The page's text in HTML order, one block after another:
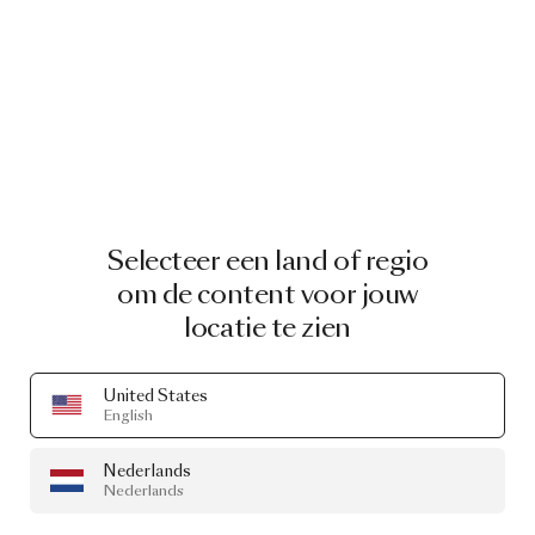
Selecteer een land of regio
om de content voor jouw
locatie te zien
United States
English
Nederlands
Nederlands